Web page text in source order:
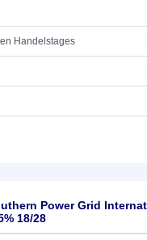
Handelstages
Power Grid
18/28